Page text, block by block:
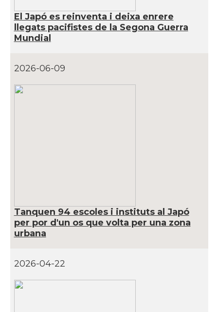
El Japó es reinventa i deixa enrere
llegats pacifistes de la Segona Guerra
Mundial
2026-06-09
Tanquen 94 escoles i instituts al Japó
per por d'un os que volta per una zona
urbana
2026-04-22